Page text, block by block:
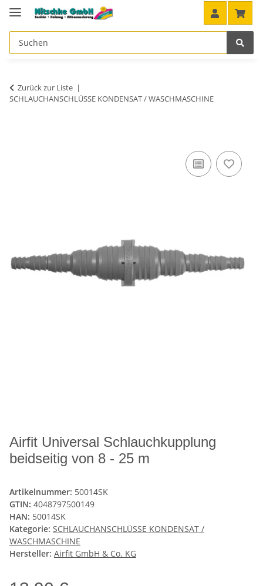
Zurück zur Liste
SCHLAUCHANSCHLÜSSE KONDENSAT / WASCHMASCHINE
Airfit Universal Schlauchkupplung
beidseitig von 8 - 25 m
Artikelnummer: 50014SK
GTIN: 4048797500149
HAN: 50014SK
Kategorie: SCHLAUCHANSCHLÜSSE KONDENSAT /
WASCHMASCHINE
Hersteller: Airfit GmbH & Co. KG